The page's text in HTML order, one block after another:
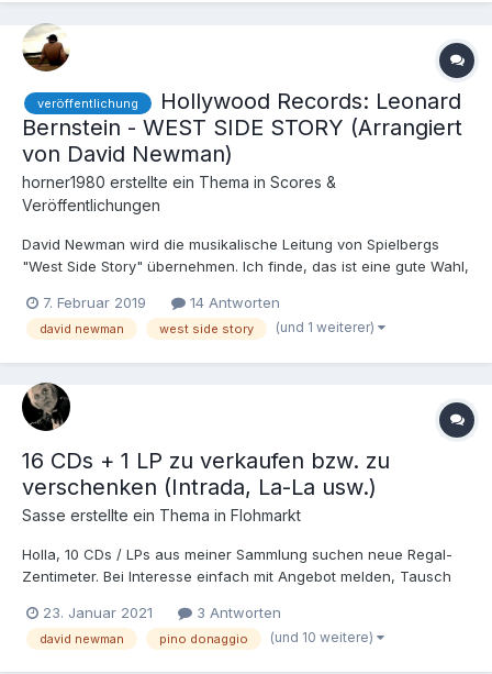
veröffentlichung
Hollywood Records: Leonard
Bernstein - WEST SIDE STORY (Arrangiert
von David Newman)
horner1980 erstellte ein Thema in Scores &
Veröffentlichungen
David Newman wird die musikalische Leitung von Spielbergs
"West Side Story" übernehmen. Ich finde, das ist eine gute Wahl,
Williams nicht macht. Ist gar nicht so einfach, einen passenden
Threadnamen dafür zu überlegen, aber ich denke.....
7. Februar 2019 14 Antworten
david newman west side story (und 1 weiterer)
16 CDs + 1 LP zu verkaufen bzw. zu
verschenken (Intrada, La-La usw.)
Sasse erstellte ein Thema in Flohmarkt
Holla, 10 CDs / LPs aus meiner Sammlung suchen neue Regal-
Zentimeter. Bei Interesse einfach mit Angebot melden, Tausch
Newman: BILL AND TED'S BOGUS JOURNEY (Intrada Special
Collection, limited Edition of 1500) Pino Donaggio: SEED OF CH...
23. Januar 2021 3 Antworten
david newman pino donaggio (und 10 weitere)